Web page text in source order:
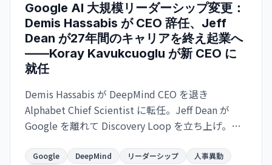
Google AI 大規模リーダーシップ変更：
Demis Hassabis が CEO 辞任、Jeff
Dean が27年間のキャリアを終え起業へ
——Koray Kavukcuoglu が新 CEO に
就任
Demis Hassabis が DeepMind CEO を退き
Alphabet Chief Scientist に転任。Jeff Dean が
Google を離れて Discovery Loop を立ち上げ。
時流出が進む。
Google DeepMind リーダーシップ
人事異動